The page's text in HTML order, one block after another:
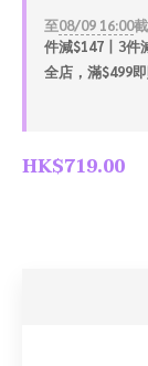
至08/09 16:00
件減$147丨3件
全店，滿$499
HK$719.00